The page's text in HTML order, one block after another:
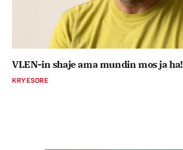
VLEN-in shaje ama mundin mos ja ha!
KRYESORE